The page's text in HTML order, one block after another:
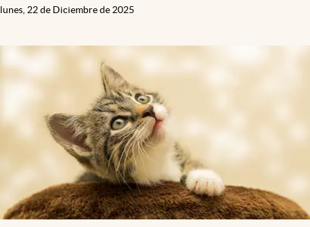
lunes, 22 de Diciembre de 2025